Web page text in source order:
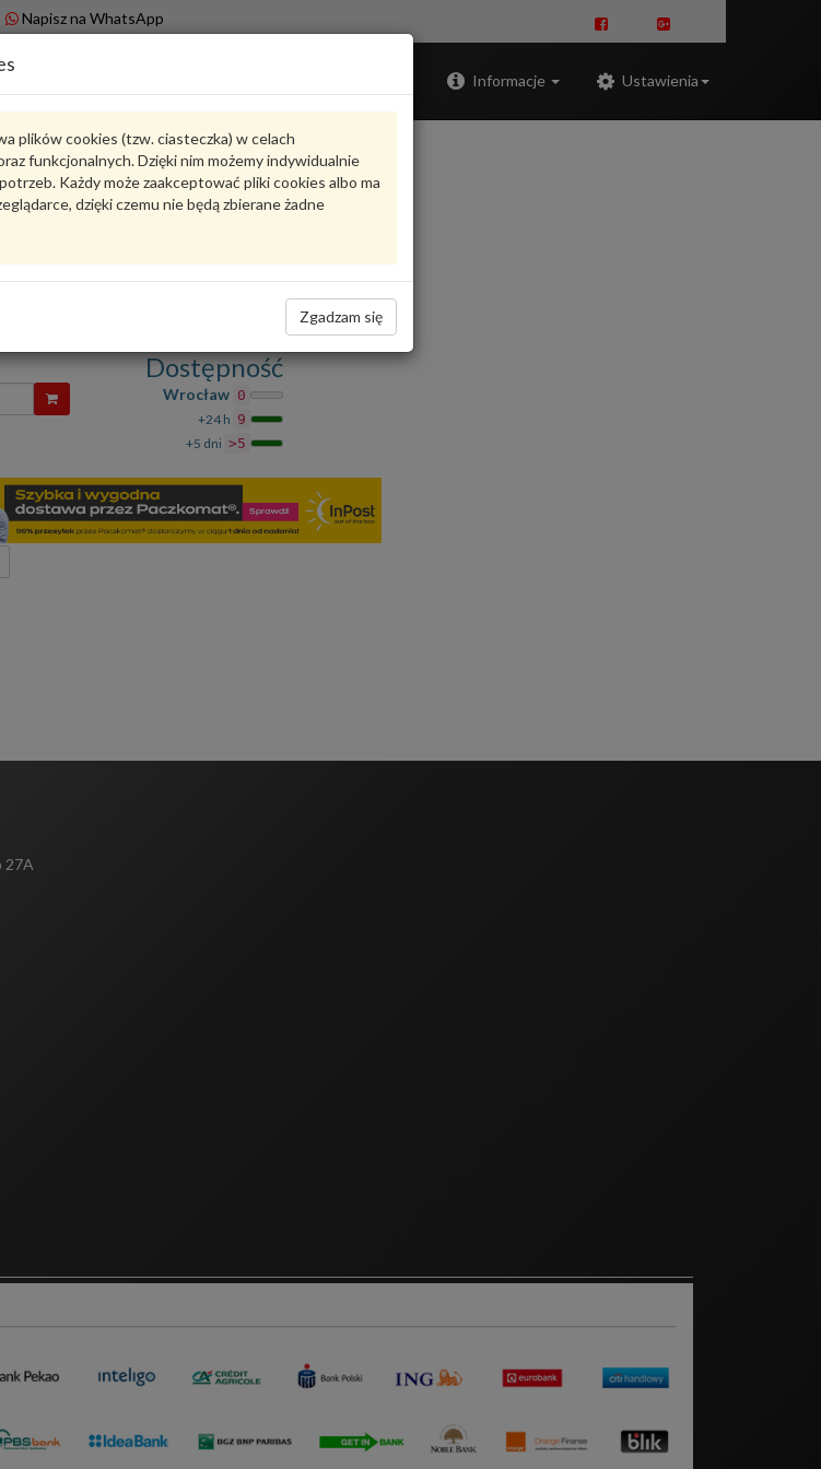
Napisz na WhatsApp
Informacje Ustawienia
plików cookies (tzw. ciasteczka) w celach
funkcjonalnych. Dzięki nim możemy indywidualnie
Każdy może zaakceptować pliki cookies albo ma
dzięki czemu nie będą zbierane żadne
Zgadzam się
VW AUDI SEAT SKODA
Dostępność
Wrocław 0
+24 h 9
+5 dni >5
27A